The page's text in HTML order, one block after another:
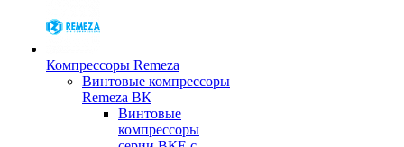
Компрессоры Remeza
Винтовые компрессоры
Remeza ВК
Винтовые
компрессоры